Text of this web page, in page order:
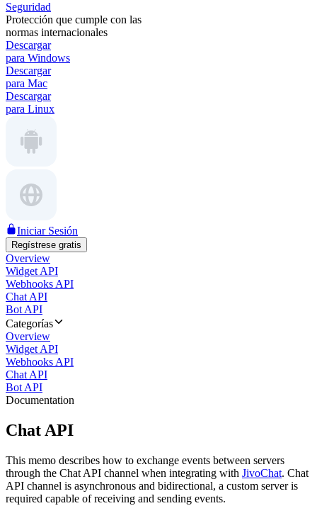
Seguridad
Protección que cumple con las
normas internacionales
Descargar
para Windows
Descargar
para Mac
Descargar
para Linux
Iniciar Sesión
Regístrese gratis
Overview
Widget API
Webhooks API
Chat API
Bot API
Categorías
Overview
Widget API
Webhooks API
Chat API
Bot API
Documentation
Chat API
This memo describes how to exchange events between servers
through the Chat API channel when integrating with JivoChat. Chat
API channel is asynchronous and bidirectional, a custom server is
required capable of receiving and sending events.